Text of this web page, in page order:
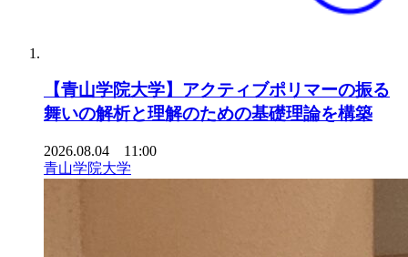
【青山学院大学】アクティブポリマーの振る
舞いの解析と理解のための基礎理論を構築
2026.08.04 11:00
青山学院大学